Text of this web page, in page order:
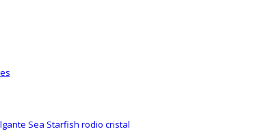
Sea Starfish rodio cristal